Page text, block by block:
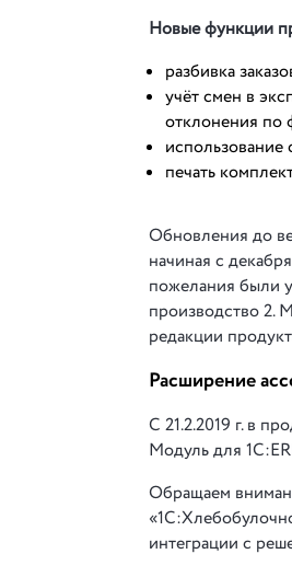
Новые функции
разбивка
учёт смен в
отклонения по
печать
Обновления до
начиная с
пожелания были
производство 2.
редакции
Расширение
С 21.2.2019 г. в
Модуль для
Обращаем
интеграции с